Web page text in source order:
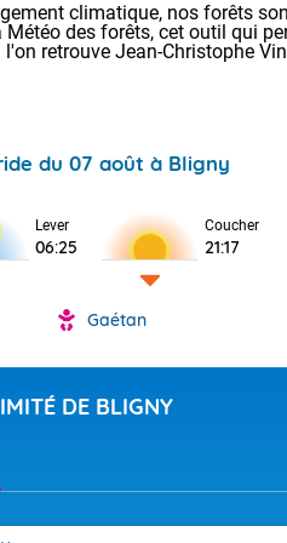
Pour la
Tendance
climatique, nos forêts
Météo des forêts, cet outil qui
l'on retrouve Jean-Christophe
du 07 août à Bligny
Lever
06:25
Coucher
21:17
Gaétan
DE BLIGNY
Voici les
: 18/25 Paris
Clermont-
Lille : 18/26
Cet après-
territoire.
mistral